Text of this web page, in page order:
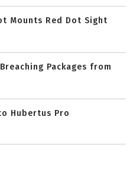
Mounts Red Dot Sight
Packages from
Hubertus Pro